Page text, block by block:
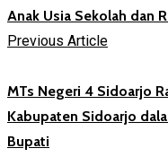
Anak Usia Sekolah dan
Previous Article
MTs Negeri 4 Sidoarjo
Kabupaten Sidoarjo
Bupati